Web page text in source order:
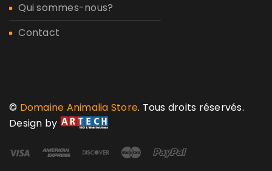
Qui sommes-nous?
Contact
© Domaine Animalia Store. Tous droits réservés.
Design by